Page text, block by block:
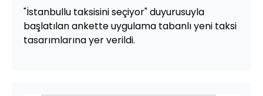
"İstanbullu taksisini seçiyor" duyurusuyla
başlatılan ankette uygulama tabanlı yeni taksi
tasarımlarına yer verildi.